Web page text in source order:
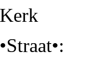
•Straat•: